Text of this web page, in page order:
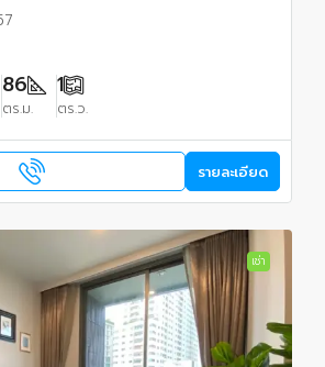
86
ตร.ม.
1
ตร.ว.
รายละเอียด
เช่า